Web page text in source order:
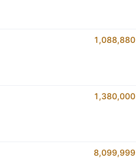
1,088,880
1,380,000
8,099,999